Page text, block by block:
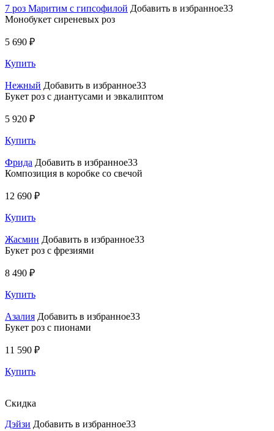
7 роз Маритим с гипсофилой Добавить в избранное33
Монобукет сиреневых роз
5 690 ₽
Купить
Нежный Добавить в избранное33
Букет роз с диантусами и эвкалиптом
5 920 ₽
Купить
Фрида Добавить в избранное33
Композиция в коробке со свечой
12 690 ₽
Купить
Жасмин Добавить в избранное33
Букет роз с фрезиями
8 490 ₽
Купить
Азалия Добавить в избранное33
Букет роз с пионами
11 590 ₽
Купить
Скидка
Дэйзи Добавить в избранное33